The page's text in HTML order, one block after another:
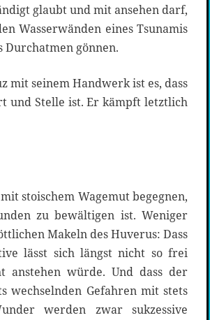
glaubt und mit ansehen darf,
Wasserwänden eines Tsunamis
Durchatmen gönnen.
mit seinem Handwerk ist es, dass
und Stelle ist. Er kämpft letztlich
stoischem Wagemut begegnen,
zu bewältigen ist. Weniger
Makeln des Huverus: Dass
lässt sich längst nicht so frei
anstehen würde. Und dass der
wechselnden Gefahren mit stets
werden zwar sukzessive